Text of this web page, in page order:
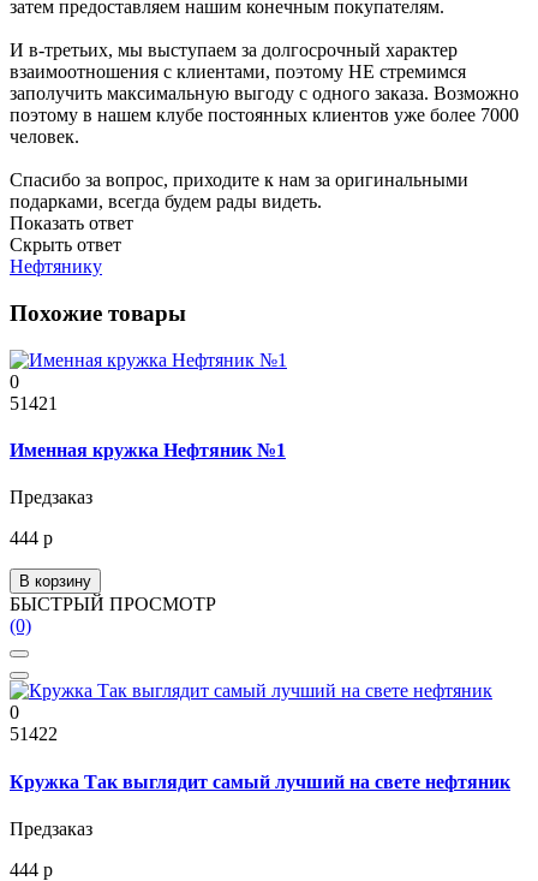
затем предоставляем нашим конечным покупателям.
И в-третьих, мы выступаем за долгосрочный характер
взаимоотношения с клиентами, поэтому НЕ стремимся
заполучить максимальную выгоду с одного заказа. Возможно
поэтому в нашем клубе постоянных клиентов уже более 7000
человек.
Спасибо за вопрос, приходите к нам за оригинальными
подарками, всегда будем рады видеть.
Показать ответ
Скрыть ответ
Нефтянику
Похожие товары
0
51421
Именная кружка Нефтяник №1
Предзаказ
444 р
В корзину
БЫСТРЫЙ ПРОСМОТР
(0)
0
51422
Кружка Так выглядит самый лучший на свете нефтяник
Предзаказ
444 р